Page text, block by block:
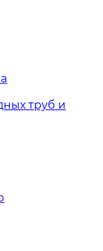
труб и